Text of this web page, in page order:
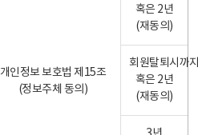
개인정보 보호법 제15조
(정보주체 동의)
혹은 2년
(재동의)
회원탈퇴시까
혹은 2년
(재동의)